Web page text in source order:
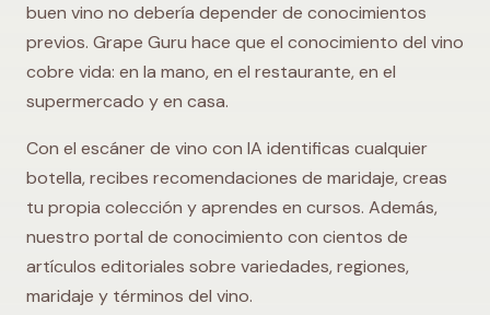
buen vino no debería depender de conocimientos
previos. Grape Guru hace que el conocimiento del vino
cobre vida: en la mano, en el restaurante, en el
supermercado y en casa.
Con el escáner de vino con IA identificas cualquier
botella, recibes recomendaciones de maridaje, creas
tu propia colección y aprendes en cursos. Además,
nuestro portal de conocimiento con cientos de
artículos editoriales sobre variedades, regiones,
maridaje y términos del vino.